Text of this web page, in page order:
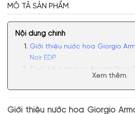
MÔ TẢ SẢN PHẨM
Nội dung chính
Giới thiệu nước hoa Giorgio
Noir EDP
Thiết kế nước hoa Armani Prive
Có nên mua nước hoa Giorgio
Xem thêm
Giới thiệu nước hoa Giorgio